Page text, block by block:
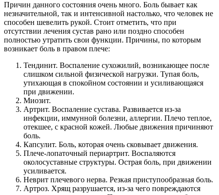
Причин данного состояния очень много. Боль бывает как
незначительной, так и интенсивной настолько, что человек не
способен шевелить рукой. Стоит отметить, что при
отсутствии лечения сустав рано или поздно способен
полностью утратить свои функции. Причины, по которым
возникает боль в правом плече:
Тендинит. Воспаление сухожилий, возникающее после
слишком сильной физической нагрузки. Тупая боль,
утихающая в спокойном состоянии и усиливающаяся
при движении.
Миозит.
Артрит. Воспаление сустава. Развивается из-за
инфекции, иммунной болезни, аллергии. Плечо теплое,
отекшее, с красной кожей. Любые движения причиняют
боль.
Капсулит. Боль, которая очень сковывает движения.
Плече-лопаточный периартрит. Воспаляются
околосуставные структуры. Острая боль, при движении
усиливается.
Неврит плечевого нерва. Резкая приступообразная боль.
Артроз. Хрящ разрушается, из-за чего повреждаются